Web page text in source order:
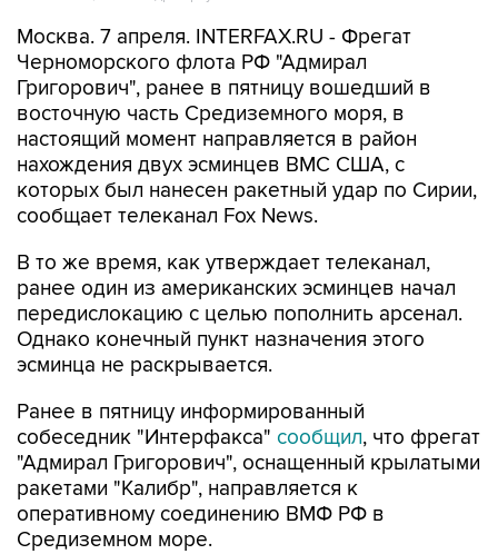
Москва. 7 апреля. INTERFAX.RU - Фрегат
Черноморского флота РФ "Адмирал
Григорович", ранее в пятницу вошедший в
восточную часть Средиземного моря, в
настоящий момент направляется в район
нахождения двух эсминцев ВМС США, с
которых был нанесен ракетный удар по Сирии,
сообщает телеканал Fox News.
В то же время, как утверждает телеканал,
ранее один из американских эсминцев начал
передислокацию с целью пополнить арсенал.
Однако конечный пункт назначения этого
эсминца не раскрывается.
Ранее в пятницу информированный
собеседник "Интерфакса" сообщил, что фрегат
"Адмирал Григорович", оснащенный крылатыми
ракетами "Калибр", направляется к
оперативному соединению ВМФ РФ в
Средиземном море.